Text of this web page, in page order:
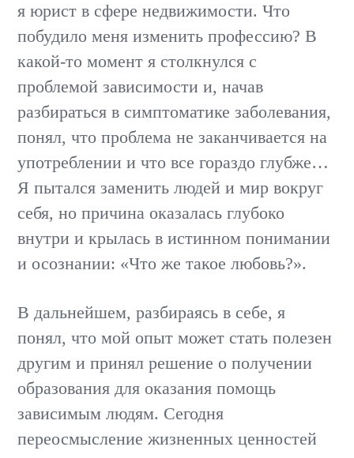
я юрист в сфере недвижимости. Что
побудило меня изменить профессию? В
какой-то момент я столкнулся с
проблемой зависимости и, начав
разбираться в симптоматике заболевания,
понял, что проблема не заканчивается на
употреблении и что все гораздо глубже…
Я пытался заменить людей и мир вокруг
себя, но причина оказалась глубоко
внутри и крылась в истинном понимании
и осознании: «Что же такое любовь?».
В дальнейшем, разбираясь в себе, я
понял, что мой опыт может стать полезен
другим и принял решение о получении
образования для оказания помощь
зависимым людям. Сегодня
переосмысление жизненных ценностей